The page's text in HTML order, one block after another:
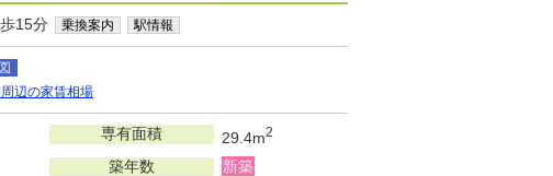
15分 乗換案内 駅情報
辺の家賃相場
専有面積 29.4m2
築年数 新築